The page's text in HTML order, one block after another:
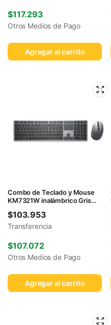
$117.293
Otros Medios de Pago
Agregar al carrito
Combo de Teclado y Mouse
KM7321W inalámbrico Gris
$103.953
Transferencia
$107.072
Otros Medios de Pago
Agregar al carrito